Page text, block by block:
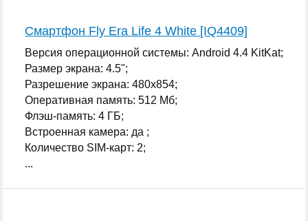
Смартфон Fly Era Life 4 White [IQ4409]
Версия операционной системы: Android 4.4 KitKat;
Размер экрана: 4.5";
Разрешение экрана: 480x854;
Оперативная память: 512 Мб;
Флэш-память: 4 ГБ;
Встроенная камера: да ;
Количество SIM-карт: 2;
...